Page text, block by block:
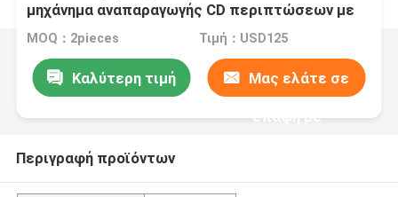
μηχάνημα αναπαραγωγής CD περιπτώσεων με
MP3 και FM και rs-232 ftd-25CD
MOQ：2pieces Τιμή：USD125
Καλύτερη τιμή Μας ελάτε σε
επαφή με
Περιγραφή προϊόντων